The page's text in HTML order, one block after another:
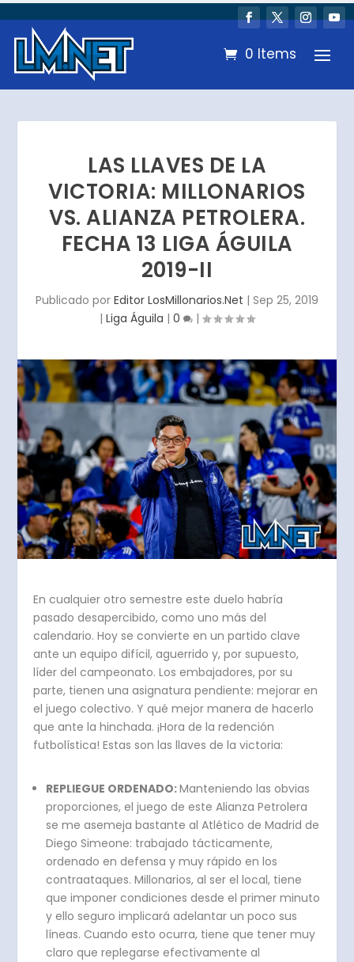
0 Items
LAS LLAVES DE LA
VICTORIA: MILLONARIOS
VS. ALIANZA PETROLERA.
FECHA 13 LIGA ÁGUILA
2019-II
Publicado por Editor LosMillonarios.Net | Sep 25, 2019
| Liga Águila | 0 |
En cualquier otro semestre este duelo habría
pasado desapercibido, como uno más del
calendario. Hoy se convierte en un partido clave
ante un equipo difícil, aguerrido y, por supuesto,
líder del campeonato. Los embajadores, por su
parte, tienen una asignatura pendiente: mejorar en
el juego colectivo. Y qué mejor manera de hacerlo
que ante la hinchada. ¡Hora de la redención
futbolística! Estas son las llaves de la victoria:
REPLIEGUE ORDENADO:Manteniendo las obvias
proporciones, el juego de este Alianza Petrolera
se me asemeja bastante al Atlético de Madrid de
Diego Simeone: trabajado tácticamente,
ordenado en defensa y muy rápido en los
contraataques. Millonarios, al ser el local, tiene
que imponer condiciones desde el primer minuto
y ello seguro implicará adelantar un poco sus
líneas. Cuando esto ocurra, tiene que tener muy
claro que replegarse efectivamente al